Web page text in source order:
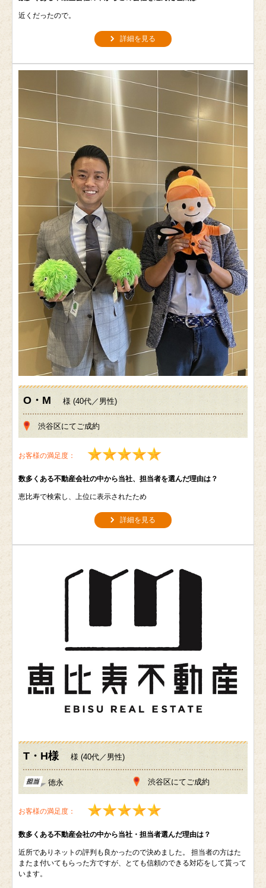
近くだったので。
詳細を見る
O・M 様 (40代／男性)
渋谷区にてご成約
お客様の満足度：
数多くある不動産会社の中から当社、担当者を選んだ理由は？
恵比寿で検索し、上位に表示されたため
詳細を見る
T・H様 様 (40代／男性)
徳永 渋谷区にてご成約
お客様の満足度：
数多くある不動産会社の中から当社・担当者選んだ理由は？
近所でありネットの評判も良かったので決めました。 担当者の方はた
またま付いてもらった方ですが、とても信頼のできる対応をして貰って
います。